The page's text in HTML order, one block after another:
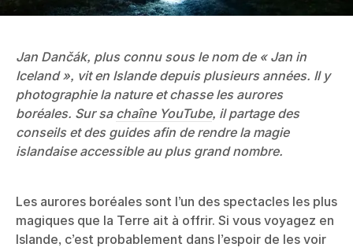
Jan Dančák, plus connu sous le nom de « Jan in
Iceland », vit en Islande depuis plusieurs années. Il y
photographie la nature et chasse les aurores
boréales. Sur sa chaîne YouTube, il partage des
conseils et des guides afin de rendre la magie
islandaise accessible au plus grand nombre.
Les aurores boréales sont l’un des spectacles les plus
magiques que la Terre ait à offrir. Si vous voyagez en
Islande, c’est probablement dans l’espoir de les voir